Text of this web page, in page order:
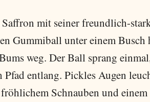
mit seiner freundlich-
Gummiball unter einem Busch
weg. Der Ball sprang
entlang. Pickles Augen
Schnauben und einem